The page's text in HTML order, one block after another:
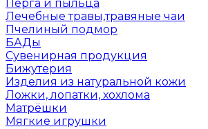
Перга и пыльца
Лечебные травы,травяные чаи
Пчелиный подмор
БАДы
Сувенирная продукция
Бижутерия
Изделия из натуральной кожи
Ложки, лопатки, хохлома
Матрёшки
Мягкие игрушки